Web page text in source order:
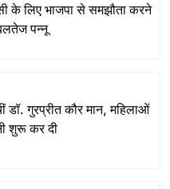
के लिए भाजपा से समझौता करने
पन्नू
डॉ. गुरप्रीत कौर मान, महिलाओं
शुरू कर दी